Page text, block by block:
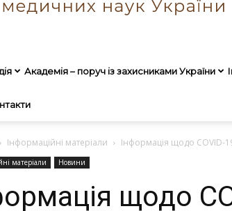
Академія – поруч із захисниками України
Інформаційні матеріали Інформація щодо COVID-
матеріали Новини
щодо